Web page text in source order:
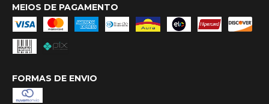
MEIOS DE PAGAMENTO
FORMAS DE ENVIO